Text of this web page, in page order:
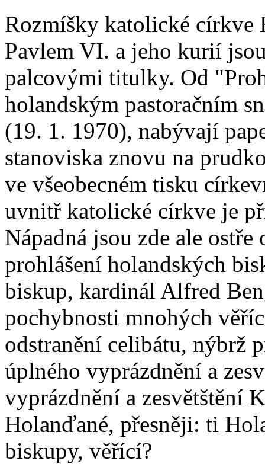
Rozmíšky katolické církve
Pavlem VI. a jeho kurií
palcovými titulky. Od
holandským pastoračním
(19. 1. 1970), nabývají
stanoviska znovu na
ve všeobecném tisku
uvnitř katolické církve je
Nápadná jsou zde ale
prohlášení holandských
biskup, kardinál Alfred
pochybnosti mnohých
odstranění celibátu, nýbrž
úplného vyprázdnění a
vyprázdnění a zesvětštění
Holanďané, přesněji: ti
biskupy, věřící?